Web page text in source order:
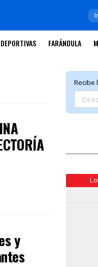
DEPORTIVAS FARÁNDULA
y